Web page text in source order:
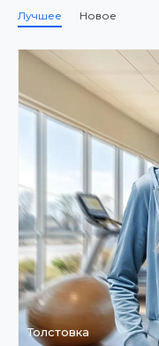
Лучшее Новое
Толстовка